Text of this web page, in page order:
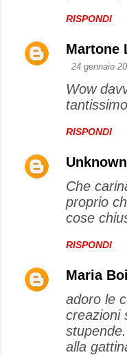
RISPONDI
Martone
24 gennaio
Wow
RISPONDI
Unknown
Che
proprio
cose
RISPONDI
Maria
adoro le
creazioni
alla